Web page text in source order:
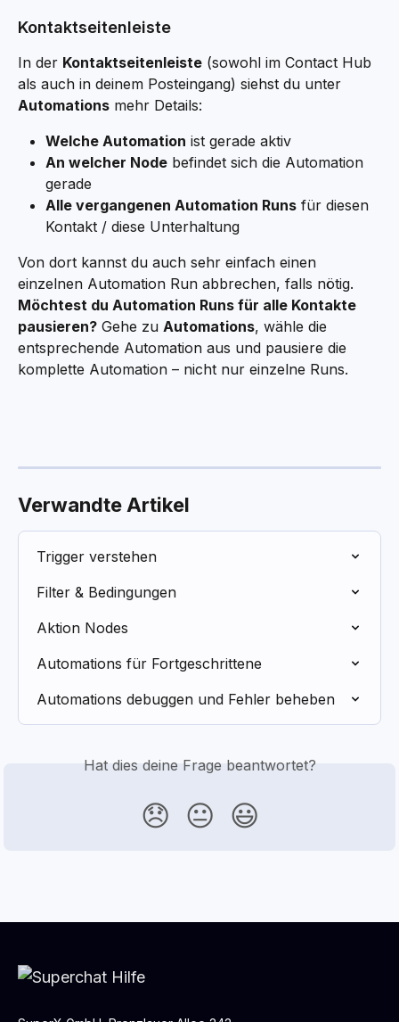
Kontaktseitenleiste
In der Kontaktseitenleiste (sowohl im Contact Hub
als auch in deinem Posteingang) siehst du unter
Automations mehr Details:
Welche Automation ist gerade aktiv
An welcher Node befindet sich die Automation
gerade
Alle vergangenen Automation Runs für diesen
Kontakt / diese Unterhaltung
Von dort kannst du auch sehr einfach einen
einzelnen Automation Run abbrechen, falls nötig.
Möchtest du Automation Runs für alle Kontakte
pausieren? Gehe zu Automations, wähle die
entsprechende Automation aus und pausiere die
komplette Automation – nicht nur einzelne Runs.
Verwandte Artikel
Trigger verstehen
Filter & Bedingungen
Aktion Nodes
Automations für Fortgeschrittene
Automations debuggen und Fehler beheben
Hat dies deine Frage beantwortet?
😞 😐 😃